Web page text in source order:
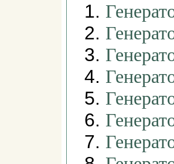
1.
2.
3.
4.
5.
6.
7.